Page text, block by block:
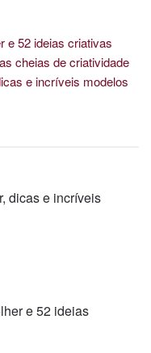
e 52 ideias criativas
cheias de criatividade
e incríveis modelos
dicas e incríveis
e 52 ideias